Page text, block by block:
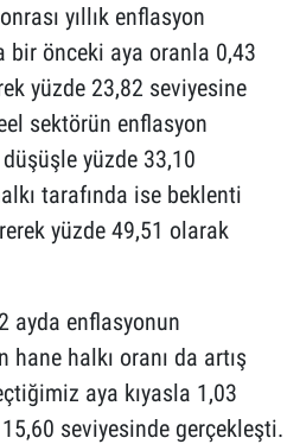
yıllık enflasyon
bir önceki aya oranla 0,43
yüzde 23,82 seviyesine
sektörün enflasyon
yüzde 33,10
tarafında ise beklenti
yüzde 49,51 olarak
ayda enflasyonun
halkı oranı da artış
aya kıyasla 1,03
seviyesinde gerçekleşti.